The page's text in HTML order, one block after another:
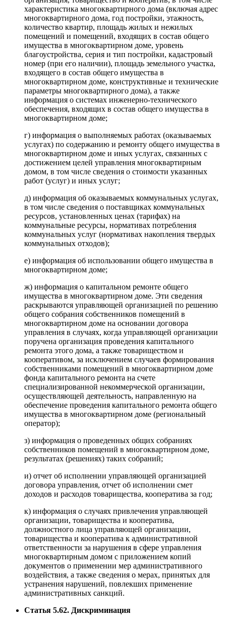
характеристика многоквартирного дома (включая адрес
многоквартирного дома, год постройки, этажность,
количество квартир, площадь жилых и нежилых
помещений и помещений, входящих в состав общего
имущества в многоквартирном доме, уровень
благоустройства, серия и тип постройки, кадастровый
номер (при его наличии), площадь земельного участка,
входящего в состав общего имущества в
многоквартирном доме, конструктивные и технические
параметры многоквартирного дома), а также
информация о системах инженерно-технического
обеспечения, входящих в состав общего имущества в
многоквартирном доме;
г) информация о выполняемых работах (оказываемых
услугах) по содержанию и ремонту общего имущества в
многоквартирном доме и иных услугах, связанных с
достижением целей управления многоквартирным
домом, в том числе сведения о стоимости указанных
работ (услуг) и иных услуг;
д) информация об оказываемых коммунальных услугах,
в том числе сведения о поставщиках коммунальных
ресурсов, установленных ценах (тарифах) на
коммунальные ресурсы, нормативах потребления
коммунальных услуг (нормативах накопления твердых
коммунальных отходов);
е) информация об использовании общего имущества в
многоквартирном доме;
ж) информация о капитальном ремонте общего
имущества в многоквартирном доме. Эти сведения
раскрываются управляющей организацией по решению
общего собрания собственников помещений в
многоквартирном доме на основании договора
управления в случаях, когда управляющей организации
поручена организация проведения капитального
ремонта этого дома, а также товариществом и
кооперативом, за исключением случаев формирования
собственниками помещений в многоквартирном доме
фонда капитального ремонта на счете
специализированной некоммерческой организации,
осуществляющей деятельность, направленную на
обеспечение проведения капитального ремонта общего
имущества в многоквартирном доме (региональный
оператор);
з) информация о проведенных общих собраниях
собственников помещений в многоквартирном доме,
результатах (решениях) таких собраний;
и) отчет об исполнении управляющей организацией
договора управления, отчет об исполнении смет
доходов и расходов товарищества, кооператива за год;
к) информация о случаях привлечения управляющей
организации, товарищества и кооператива,
должностного лица управляющей организации,
товарищества и кооператива к административной
ответственности за нарушения в сфере управления
многоквартирным домом с приложением копий
документов о применении мер административного
воздействия, а также сведения о мерах, принятых для
устранения нарушений, повлекших применение
административных санкций.
Статья 5.62. Дискриминация